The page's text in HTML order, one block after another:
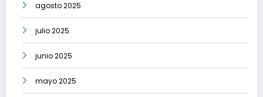
agosto 2025
julio 2025
junio 2025
mayo 2025